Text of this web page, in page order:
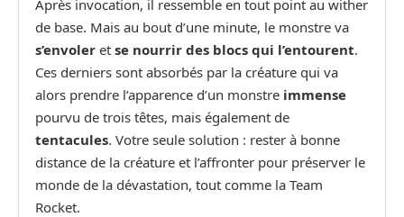
Après invocation, il ressemble en tout point au wither
de base. Mais au bout d’une minute, le monstre va
s’envoler et se nourrir des blocs qui l’entourent.
Ces derniers sont absorbés par la créature qui va
alors prendre l’apparence d’un monstre immense
pourvu de trois têtes, mais également de
tentacules. Votre seule solution : rester à bonne
distance de la créature et l’affronter pour préserver le
monde de la dévastation, tout comme la Team
Rocket.